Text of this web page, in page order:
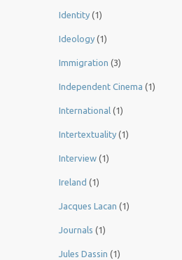
Identity (1)
Ideology (1)
Immigration (3)
Independent Cinema (1)
International (1)
Intertextuality (1)
Interview (1)
Ireland (1)
Jacques Lacan (1)
Journals (1)
Jules Dassin (1)